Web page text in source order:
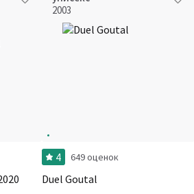
2003
4 649 оценок
Duel Goutal